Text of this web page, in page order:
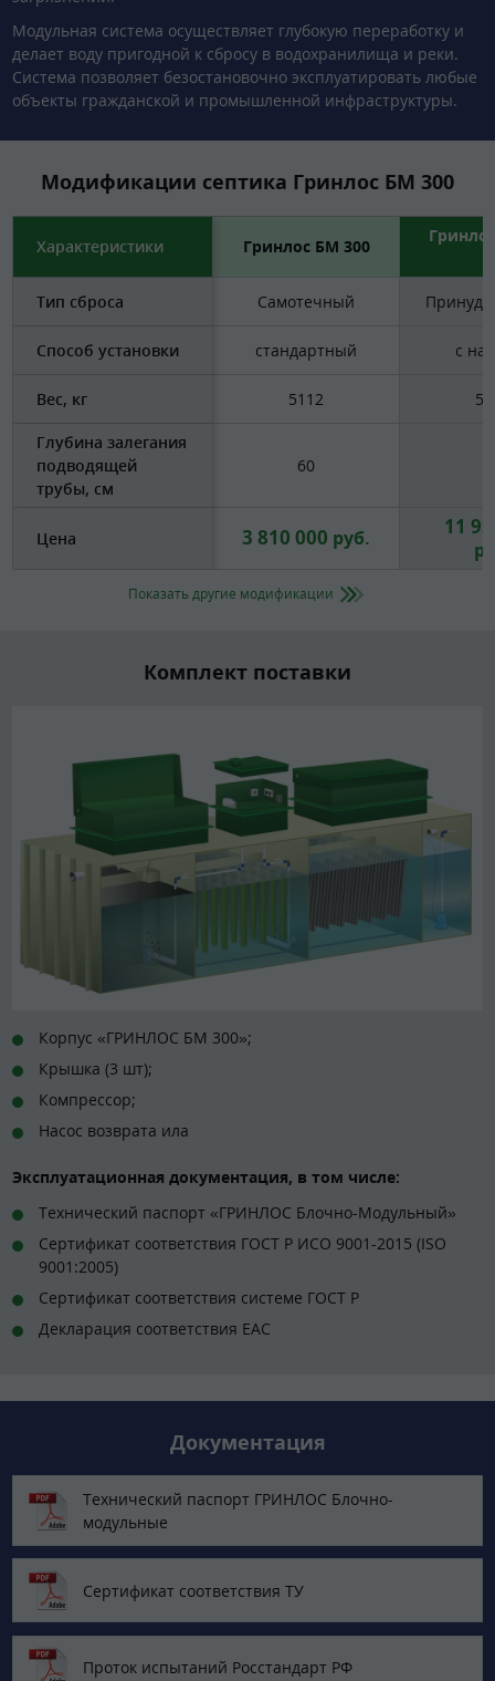
Модульная система осуществляет глубокую переработку и
делает воду пригодной к сбросу в водохранилища и реки.
Система позволяет безостановочно эксплуатировать любые
объекты гражданской и промышленной инфраструктуры.
Модификации септика Гринлос БМ 300
Характеристики Гринлос БМ 300
Тип сброса Самотечный
Способ установки стандартный с
Вес, кг 5112
Глубина залегания
подводящей
трубы, см
60
Цена 3 810 000 руб. 11
Показать другие модификации
Комплект поставки
Корпус «ГРИНЛОС БМ 300»;
Крышка (3 шт);
Компрессор;
Насос возврата ила
Эксплуатационная документация, в том числе:
Технический паспорт «ГРИНЛОС Блочно-Модульный»
Сертификат соответствия ГОСТ Р ИСО 9001-2015 (ISO
9001:2005)
Сертификат соответствия системе ГОСТ Р
Декларация соответствия EAC
Документация
Технический паспорт ГРИНЛОС Блочно-
модульные
Сертификат соответствия ТУ
Проток испытаний Росстандарт РФ